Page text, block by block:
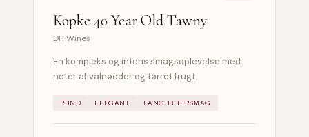
Kopke 40 Year Old Tawny
DH Wines
En kompleks og intens smagsoplevelse med
noter af valnødder og tørret frugt.
RUND ELEGANT LANG EFTERSMAG